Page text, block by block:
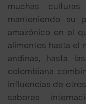
muchas
manteniendo su
amazónico en el
alimentos hasta el
andinas, hasta
colombiana
influencias de
sabores